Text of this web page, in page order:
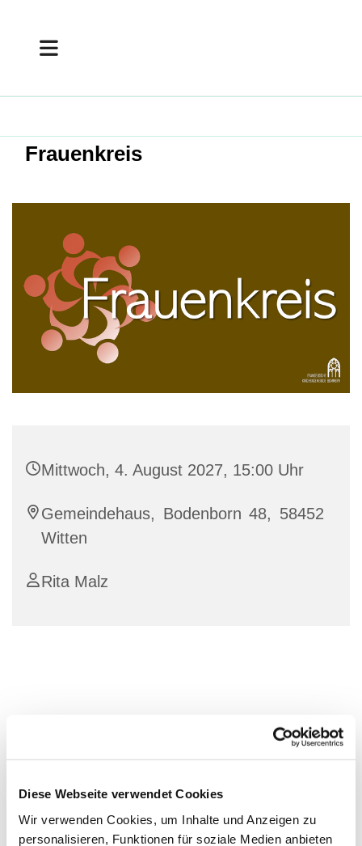
Diese Webseite verwendet Cookies
Wir verwenden Cookies, um Inhalte und Anzeigen zu
personalisieren, Funktionen für soziale Medien anbieten
Frauenkreis
Mittwoch, 4. August 2027, 15:00 Uhr
Gemeindehaus, Bodenborn 48, 58452
Witten
Rita Malz